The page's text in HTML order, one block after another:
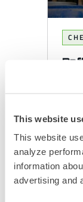
This website
This website
analyze
information
advertising and